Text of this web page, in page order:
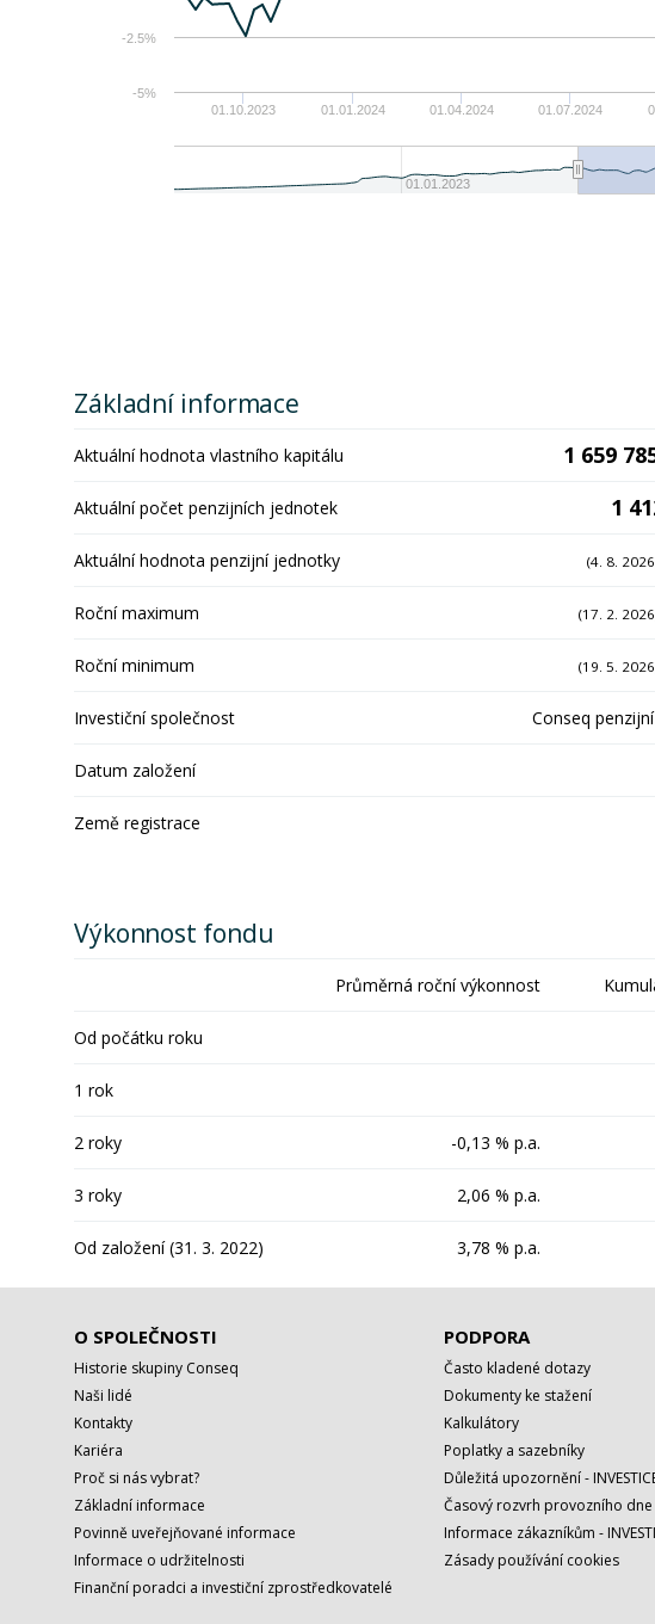
01.10.2023 01.01.2024 01.04.2024 01.07.2024
01.01.2023
-5%
-2.5%
Základní informace
Aktuální hodnota vlastního kapitálu 1 659
Aktuální počet penzijních jednotek 1
Aktuální hodnota penzijní jednotky (4. 8.
Roční maximum (17. 2.
Roční minimum (19. 5.
Investiční společnost Conseq
Datum založení
Země registrace
Výkonnost fondu
Průměrná roční výkonnost
Od počátku roku
1 rok
2 roky -0,13 % p.a.
3 roky 2,06 % p.a.
Od založení (31. 3. 2022) 3,78 % p.a.
O SPOLEČNOSTI
Historie skupiny Conseq
Naši lidé
Kontakty
Kariéra
Proč si nás vybrat?
Základní informace
Povinně uveřejňované informace
Informace o udržitelnosti
Finanční poradci a investiční zprostředkovatelé
PODPORA
Často kladené dotazy
Dokumenty ke stažení
Kalkulátory
Poplatky a sazebníky
Důležitá upozornění -
Časový rozvrh provozního dne -
Informace zákazníkům -
Zásady používání cookies